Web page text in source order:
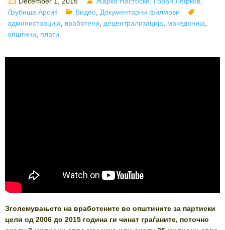
on
Љубиша Арсиќ
Categories
Видео Документарни филмови
администрација
вработени децентрализација македонија
општини
плати
Зголемувањето на вработените во општините за партиски
цели од 2006 до 2015 година ги чинат граѓаните, поточно